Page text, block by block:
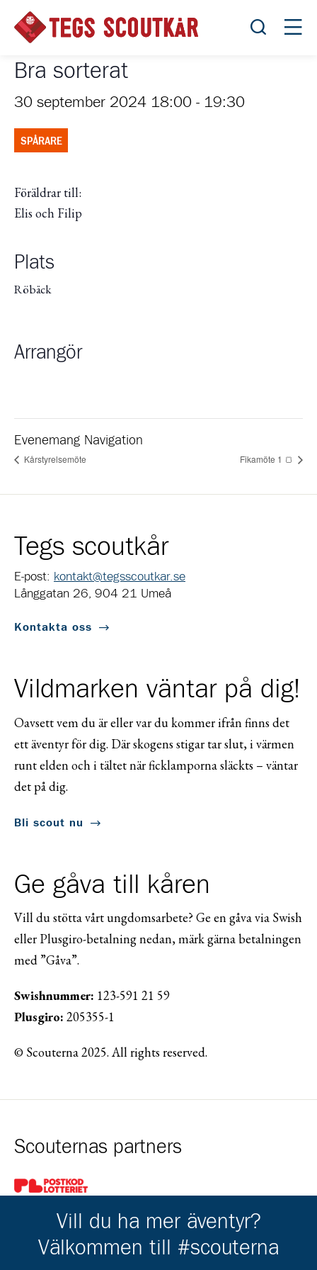
Öppna
Bra sorterat
30 september 2024 18:00 - 19:30
SPÅRARE
Föräldrar till:
Elis och Filip
Plats
Röbäck
Arrangör
Evenemang Navigation
Kårstyrelsemöte Fikamöte 1 🍞
Tegs scoutkår
E-post: kontakt@tegsscoutkar.se
Långgatan 26, 904 21 Umeå
Kontakta oss
Vildmarken väntar på dig!
Oavsett vem du är eller var du kommer ifrån finns det
ett äventyr för dig. Där skogens stigar tar slut, i värmen
runt elden och i tältet när ficklamporna släckts – väntar
det på dig.
Bli scout nu
Ge gåva till kåren
Vill du stötta vårt ungdomsarbete? Ge en gåva via Swish
eller Plusgiro-betalning nedan, märk gärna betalningen
med ”Gåva”.
Swishnummer: 123-591 21 59
Plusgiro: 205355-1
© Scouterna 2025. All rights reserved.
Scouternas partners
Gå till pl_50
Vill du ha mer äventyr?
Välkommen till #scouterna